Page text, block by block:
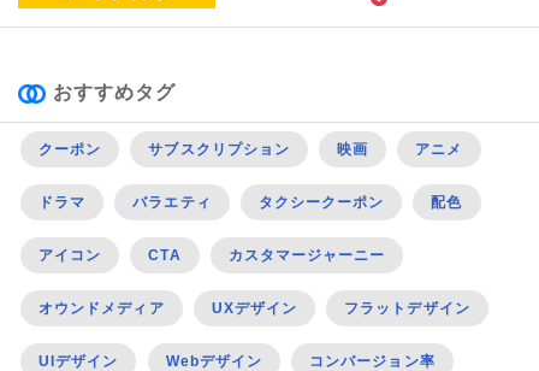
おすすめタグ
クーポン サブスクリプション 映画 アニメ
ドラマ バラエティ タクシークーポン 配色
アイコン CTA カスタマージャーニー
オウンドメディア UXデザイン フラットデザイン
UIデザイン Webデザイン コンバージョン率